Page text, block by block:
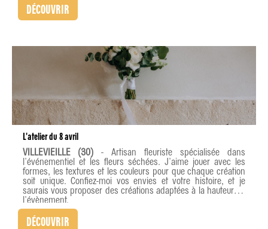
DÉCOUVRIR
L'atelier du 8 avril
VILLEVIEILLE (30) - Artisan fleuriste spécialisée dans
l'événementiel et les fleurs séchées. J'aime jouer avec les
formes, les textures et les couleurs pour que chaque création
soit unique. Confiez-moi vos envies et votre histoire, et je
saurais vous proposer des créations adaptées à la hauteur de
l'évènement.
DÉCOUVRIR